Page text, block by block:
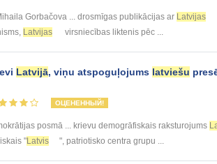
Gorbačova ... drosmīgas publikācijas ar Latvijas
Latvijas virsniecības liktenis pēc ...
Latvijā, viņu atspoguļojums latviešu
ОЦЕНЕННЫЙ!
posmā ... krievu demogrāfiskais raksturojums
"Latvis ", patriotisko centra grupu ...